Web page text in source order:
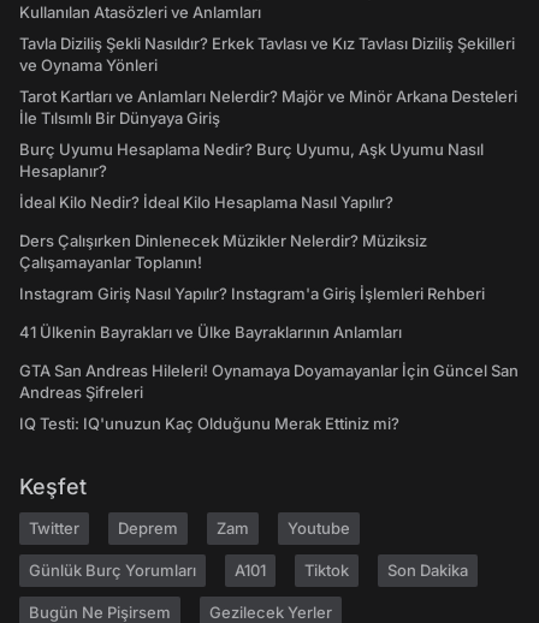
Kullanılan Atasözleri ve Anlamları
Tavla Diziliş Şekli Nasıldır? Erkek Tavlası ve Kız Tavlası Diziliş Şekilleri
ve Oynama Yönleri
Tarot Kartları ve Anlamları Nelerdir? Majör ve Minör Arkana Desteleri
İle Tılsımlı Bir Dünyaya Giriş
Burç Uyumu Hesaplama Nedir? Burç Uyumu, Aşk Uyumu Nasıl
Hesaplanır?
İdeal Kilo Nedir? İdeal Kilo Hesaplama Nasıl Yapılır?
Ders Çalışırken Dinlenecek Müzikler Nelerdir? Müziksiz
Çalışamayanlar Toplanın!
Instagram Giriş Nasıl Yapılır? Instagram'a Giriş İşlemleri Rehberi
41 Ülkenin Bayrakları ve Ülke Bayraklarının Anlamları
GTA San Andreas Hileleri! Oynamaya Doyamayanlar İçin Güncel San
Andreas Şifreleri
IQ Testi: IQ'unuzun Kaç Olduğunu Merak Ettiniz mi?
Keşfet
Twitter Deprem Zam Youtube
Günlük Burç Yorumları A101 Tiktok Son Dakika
Bugün Ne Pişirsem Gezilecek Yerler